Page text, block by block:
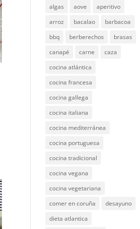
algas aove
aperitivo
arroz
bacalao
barbacoa
bbq
berberechos
brasas
canapé
carne
caza
cocina atlántica
cocina francesa
cocina gallega
cocina italiana
cocina mediterránea
cocina portuguesa
cocina tradicional
cocina vegana
cocina vegetariana
comer en coruña
desayuno
dieta atlantica